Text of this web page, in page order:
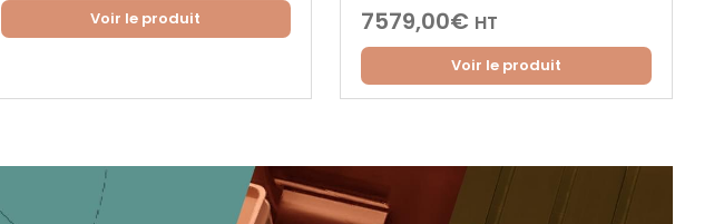
Voir le produit 7579,00€ HT
Voir le produit